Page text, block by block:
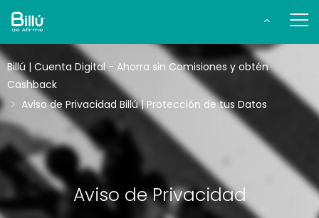
Billú | Cuenta Digital - Ahorra sin Comisiones y obtén
Cashback
Aviso de Privacidad Billú | Protección de tus Datos
Aviso de Privacidad